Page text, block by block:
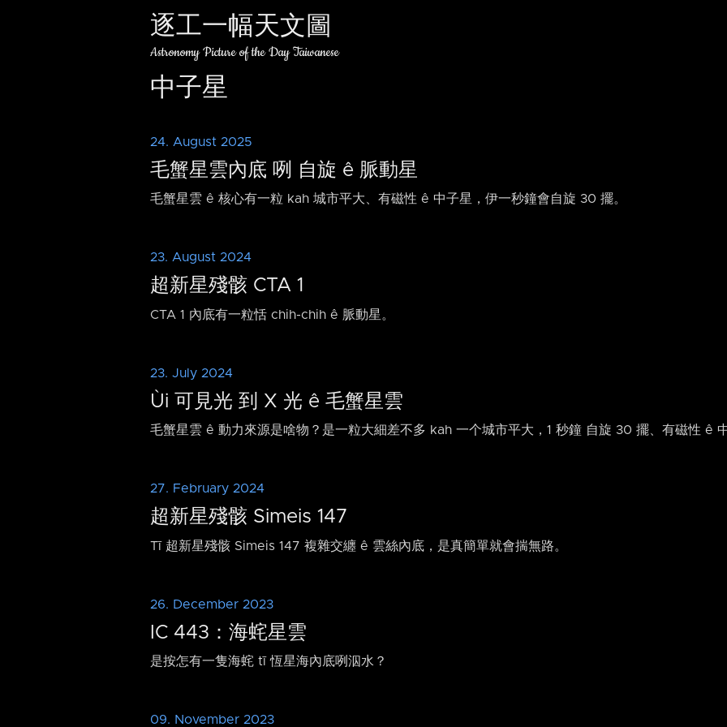
逐工一幅天文圖
Astronomy Picture of the Day Taiwanese
中子星
24. August 2025
毛蟹星雲內底 咧 自旋 ê 脈動星
毛蟹星雲 ê 核心有一粒 kah 城市平大、有磁性 ê 中子星，伊一秒鐘會自旋 30 擺。
23. August 2024
超新星殘骸 CTA 1
CTA 1 內底有一粒恬 chih-chih ê 脈動星。
23. July 2024
Ùi 可見光 到 X 光 ê 毛蟹星雲
毛蟹星雲 ê 動力來源是啥物？是一粒大細差不多 kah 一个城市平大，1 秒鐘 自旋 30 擺、有磁性 ê
27. February 2024
超新星殘骸 Simeis 147
Tī 超新星殘骸 Simeis 147 複雜交纏 ê 雲絲內底，是真簡單就會揣無路。
26. December 2023
IC 443：海䖳星雲
是按怎有一隻海䖳 tī 恆星海內底咧泅水？
09. November 2023